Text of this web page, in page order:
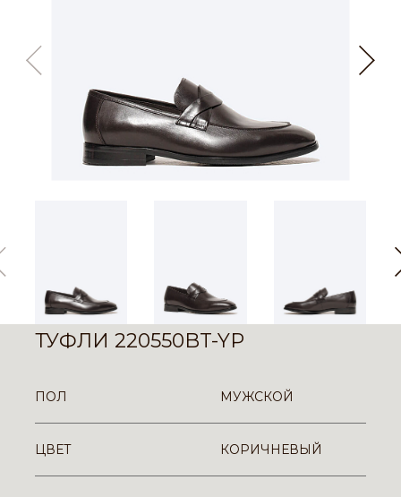
ТУФЛИ 220550BT-YP
ПОЛ МУЖСКОЙ
ЦВЕТ КОРИЧНЕВЫЙ